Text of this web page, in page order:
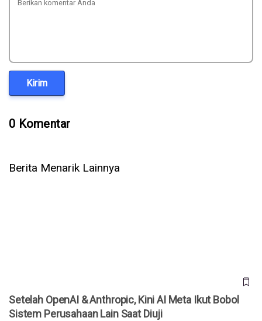
Kirim
0 Komentar
Berita Menarik Lainnya
Setelah OpenAI & Anthropic, Kini AI Meta Ikut Bobol
Sistem Perusahaan Lain Saat Diuji